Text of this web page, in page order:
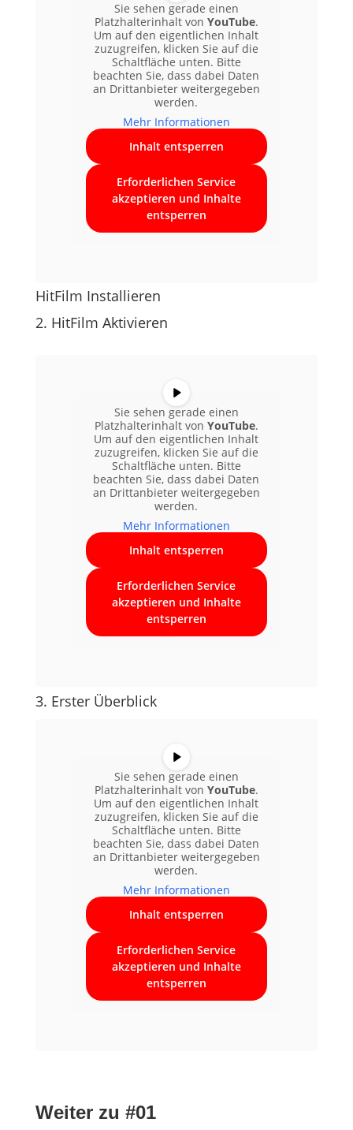
Sie sehen gerade einen
Platzhalterinhalt von YouTube.
Um auf den eigentlichen Inhalt
zuzugreifen, klicken Sie auf die
Schaltfläche unten. Bitte
beachten Sie, dass dabei Daten
an Drittanbieter weitergegeben
werden.
Mehr Informationen
Inhalt entsperren
Erforderlichen Service
akzeptieren und Inhalte
entsperren
HitFilm Installieren
2. HitFilm Aktivieren
Sie sehen gerade einen
Platzhalterinhalt von YouTube.
Um auf den eigentlichen Inhalt
zuzugreifen, klicken Sie auf die
Schaltfläche unten. Bitte
beachten Sie, dass dabei Daten
an Drittanbieter weitergegeben
werden.
Mehr Informationen
Inhalt entsperren
Erforderlichen Service
akzeptieren und Inhalte
entsperren
3. Erster Überblick
Sie sehen gerade einen
Platzhalterinhalt von YouTube.
Um auf den eigentlichen Inhalt
zuzugreifen, klicken Sie auf die
Schaltfläche unten. Bitte
beachten Sie, dass dabei Daten
an Drittanbieter weitergegeben
werden.
Mehr Informationen
Inhalt entsperren
Erforderlichen Service
akzeptieren und Inhalte
entsperren
Weiter zu #01